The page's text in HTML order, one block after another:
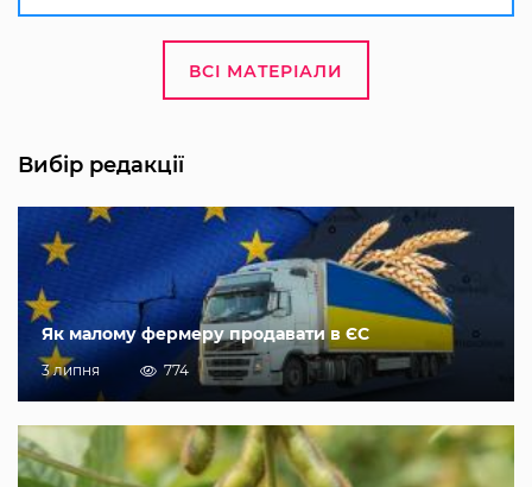
ВСІ МАТЕРІАЛИ
Вибір редакції
Як малому фермеру продавати в ЄС
3 липня 774